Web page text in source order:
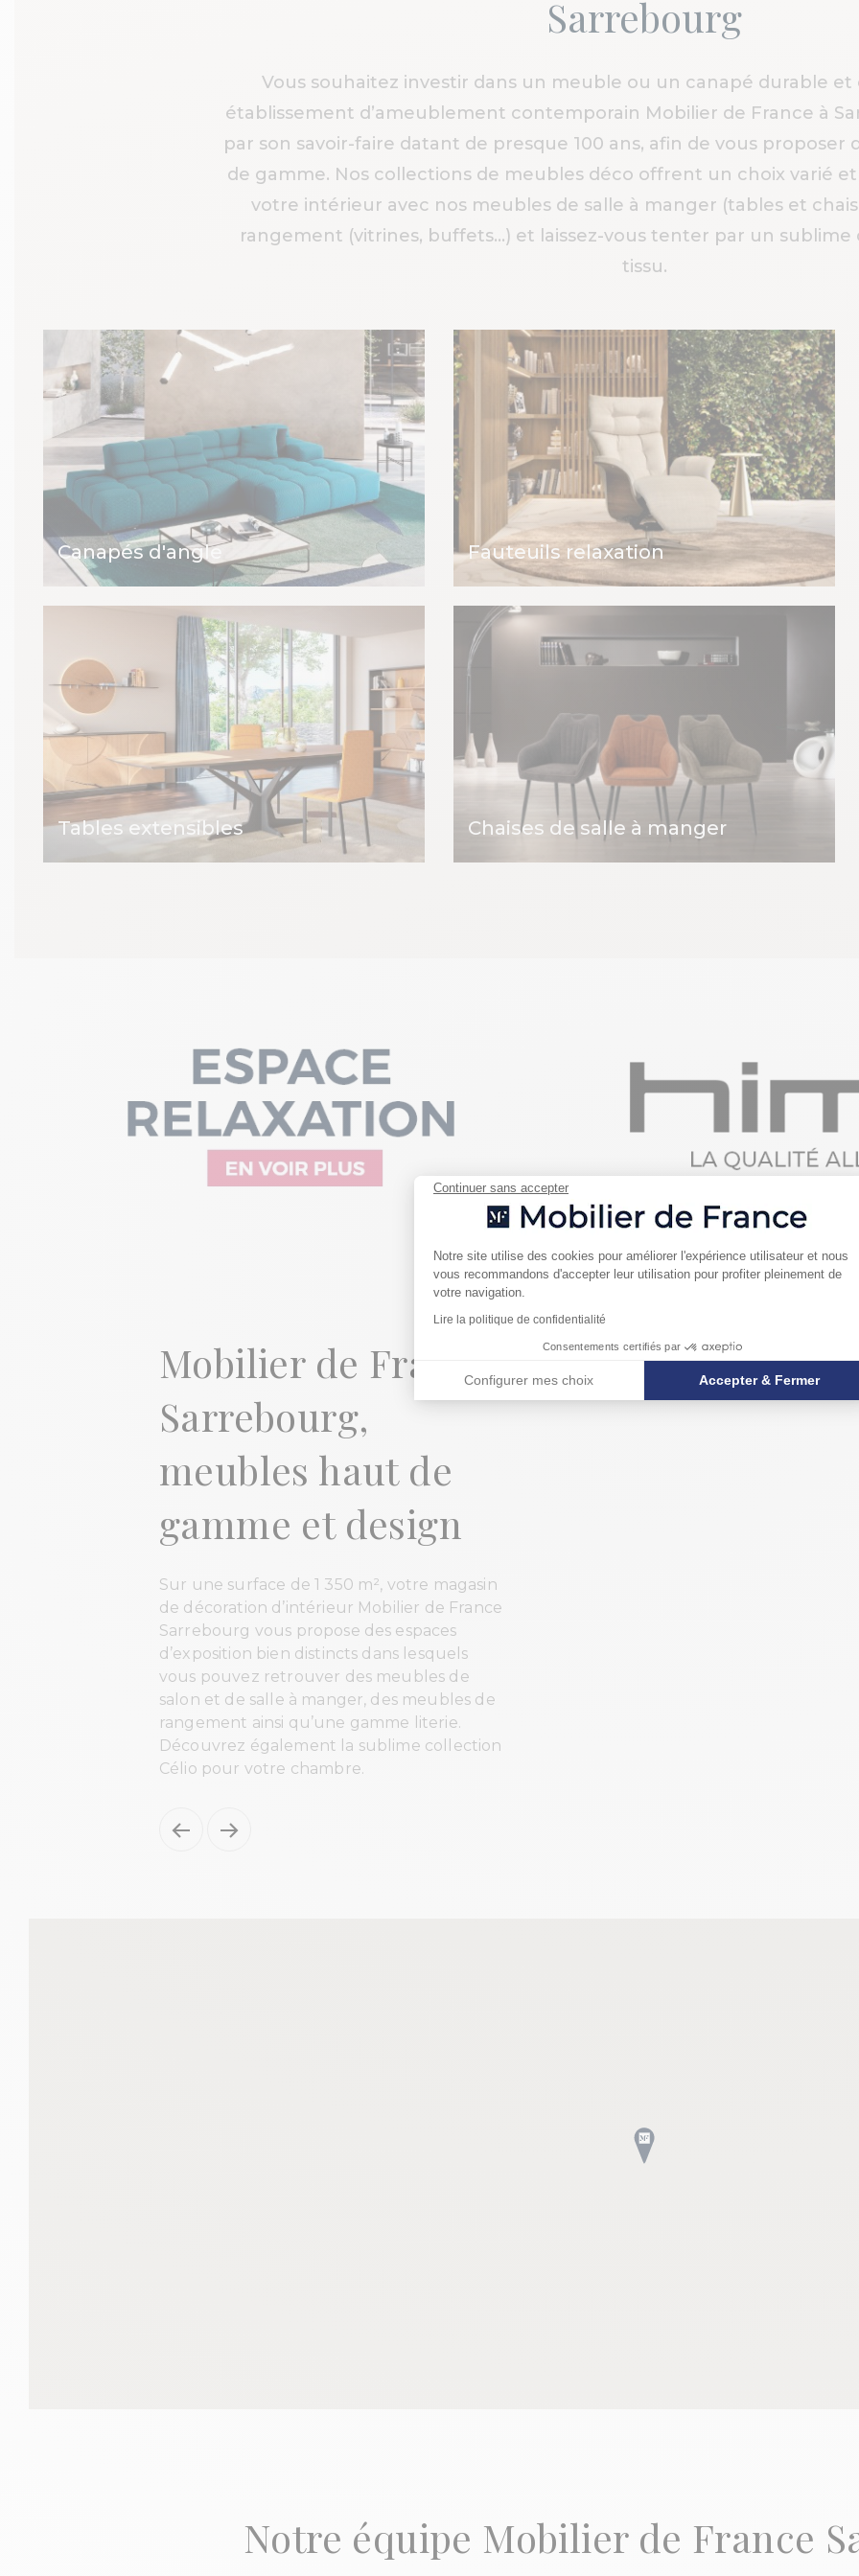
Continuer sans accepter
Plateforme de Gestion du
Notre site utilise des cookies pour améliorer l'expérience utilisateur et nous
vous recommandons d'accepter leur utilisation pour profiter pleinement de
votre navigation.
Lire la politique de confidentialité
Consentements certifiés par
Configurer mes choix Accepter & Fermer
Axeptio consent
Sarrebourg
Vous souhaitez investir dans un meuble ou un canapé durable
établissement d’ameublement contemporain Mobilier de France à
par son savoir-faire datant de presque 100 ans, afin de vous
de gamme. Nos collections de meubles déco offrent un choix varié
votre intérieur avec nos meubles de salle à manger (tables et
rangement (vitrines, buffets…) et laissez-vous tenter par un sublime
tissu.
Canapés d'angle Fauteuils relaxation
Tables extensibles Chaises de salle à manger
Mobilier de France
Sarrebourg,
meubles haut de
gamme et design
Sur une surface de 1 350 m², votre magasin
de décoration d’intérieur Mobilier de France
Sarrebourg vous propose des espaces
d’exposition bien distincts dans lesquels
vous pouvez retrouver des meubles de
salon et de salle à manger, des meubles de
rangement ainsi qu’une gamme literie.
Découvrez également la sublime collection
Célio pour votre chambre.
Notre équipe Mobilier de France